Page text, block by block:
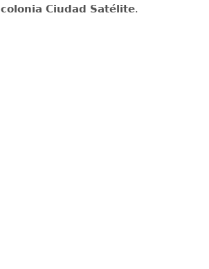
colonia Ciudad Satélite.